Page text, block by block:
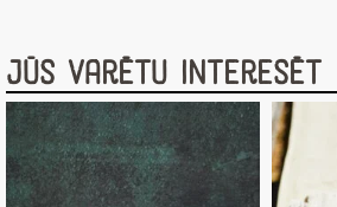
Jūs varētu interesēt